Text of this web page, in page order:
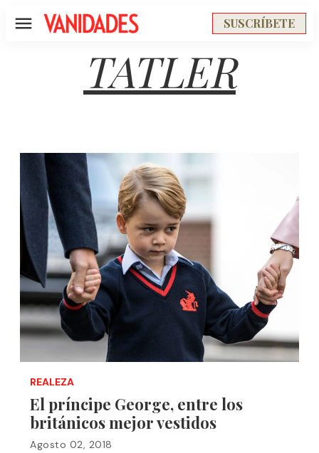
Menú SUSCRÍBETE
TATLER
REALEZA
El príncipe George, entre los
británicos mejor vestidos
Agosto 02, 2018